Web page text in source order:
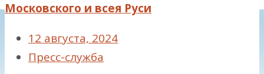
Московского и всея Руси
12 августа, 2024
Пресс-служба